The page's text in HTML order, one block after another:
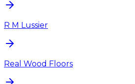
R M Lussier
Real Wood Floors